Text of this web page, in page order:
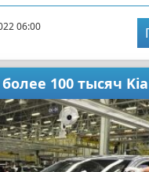
06:00
100 тысяч